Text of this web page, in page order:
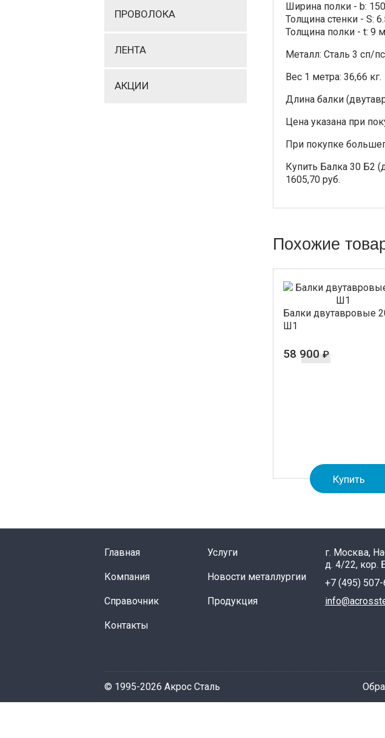
ПРОВОЛОКА
ЛЕНТА
АКЦИИ
Ширина полки - b:
Толщина стенки - S:
Толщина полки - t: 9
Металл: Сталь 3 сп/пс
Вес 1 метра: 36,66 кг.
Длина балки
Цена указана при
При покупке
Купить Балка 30 Б2
1605,70 руб.
Похожие
Балки двутавровые
Ш1
58 900 ₽
Купить
Главная Услуги
Компания Новости металлургии
Справочник Продукция
Контакты
г. Москва,
д. 4/22, кор.
+7 (495)
© 1995-2026 Акрос Сталь